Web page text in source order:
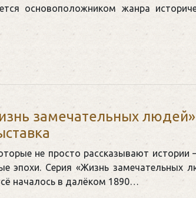
основоположником жанра
замечательных
не просто рассказывают
эпохи. Серия «Жизнь замечательных
началось в далёком 1890…
Клегг, Д. Месси против
Противостояние XXI
Представьте себе
футбольном поле, где